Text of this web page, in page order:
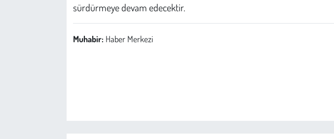
sürdürmeye devam edecektir.
Muhabir: Haber Merkezi